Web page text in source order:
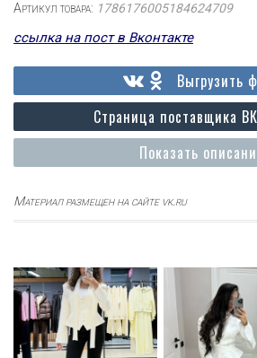
Артикул товара: 1786176005184624709
ссылка на пост в Вконтакте
Показать
Страница поставщика
Выгрузить
Материал размещен на сайте vk.ru